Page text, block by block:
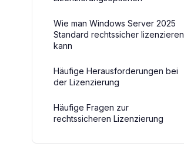
Wie man Windows Server 2025
Standard rechtssicher lizenzieren
kann
Häufige Herausforderungen bei
der Lizenzierung
Häufige Fragen zur
rechtssicheren Lizenzierung